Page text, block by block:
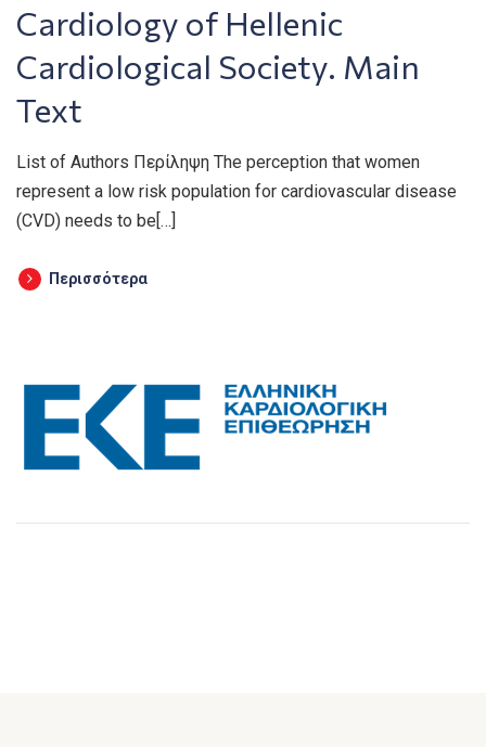
Cardiology of Hellenic
Cardiological Society. Main
Text
List of Authors Περίληψη The perception that women
represent a low risk population for cardiovascular disease
(CVD) needs to be[…]
Περισσότερα